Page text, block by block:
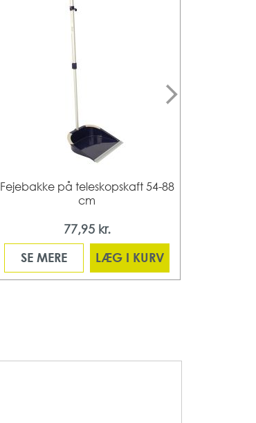
Fejebakke på teleskopskaft 54-88
cm
77,95 kr.
SE MERE
LÆG I KURV